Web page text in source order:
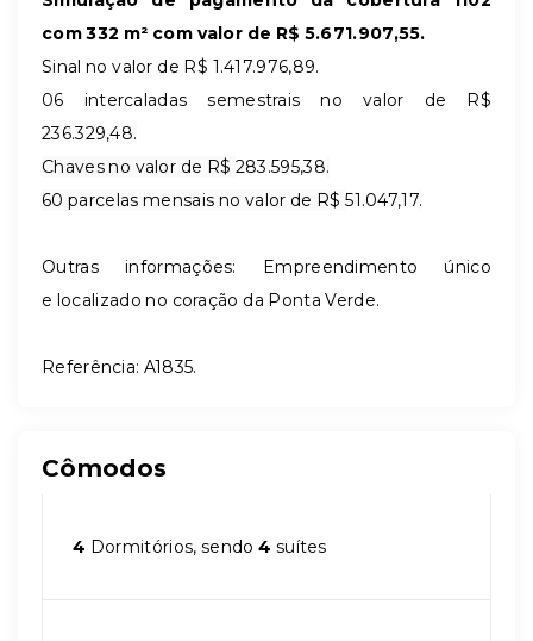
com 332 m² com valor de R$ 5.671.907,55.
Sinal no valor de R$ 1.417.976,89.
06 intercaladas semestrais no valor de R$
236.329,48.
Chaves no valor de R$ 283.595,38.
60 parcelas mensais no valor de R$51.047,17.
Outras informações: Empreendimento único
e localizado no coração da Ponta Verde.
Referência: A1835.
Cômodos
4 Dormitórios, sendo4 suítes